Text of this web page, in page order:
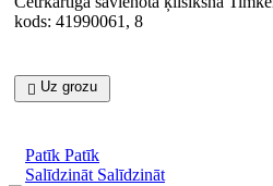
kods: 41990061, 8
 Uz grozu
Patīk Patīk
Salīdzināt Salīdzināt